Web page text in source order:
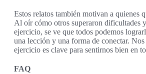
Estos relatos también motivan a quienes
Al oír cómo otros superaron dificultades
ejercicio, se ve que todos podemos
una lección y una forma de conectar. Nos
ejercicio es clave para sentirnos bien en
FAQ